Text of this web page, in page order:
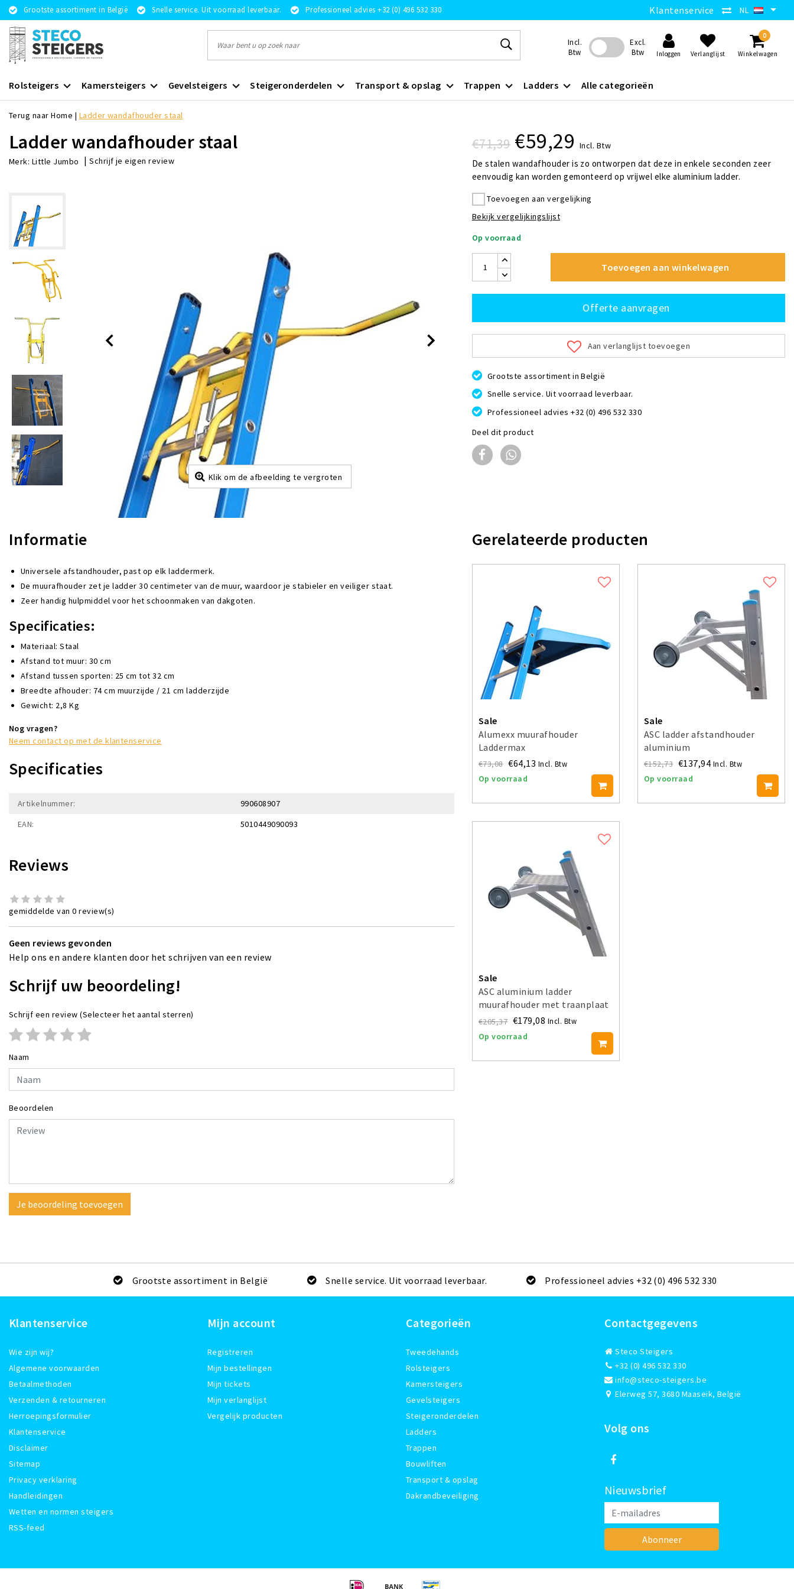
Grootste assortiment in België Snelle service. Uit voorraad leverbaar. Professioneel advies +32 (0) 496 532 330 Klantenservice NL
Incl.
Btw
Excl.
Btw
Inloggen Verlanglijst
0
Winkelwagen
Rolsteigers Kamersteigers Gevelsteigers Steigeronderdelen Transport & opslag Trappen Ladders Alle categorieën
Terug naar Home | Ladder wandafhouder staal
Ladder wandafhouder staal
Merk: Little Jumbo |Schrijf je eigen review
Klik om de afbeelding te vergroten
€71,39 €59,29 Incl. Btw
De stalen wandafhouder is zo ontworpen dat deze in enkele seconden zeer
eenvoudig kan worden gemonteerd op vrijwel elke aluminium ladder.
Toevoegen aan vergelijking
Bekijk vergelijkingslijst
Op voorraad
Toevoegen aan winkelwagen
Offerte aanvragen
Aan verlanglijst toevoegen
Grootste assortiment in België
Snelle service. Uit voorraad leverbaar.
Professioneel advies +32 (0) 496 532 330
Deel dit product
Informatie
Universele afstandhouder, past op elk laddermerk.
De muurafhouder zet je ladder 30 centimeter van de muur, waardoor je stabieler en veiliger staat.
Zeer handig hulpmiddel voor het schoonmaken van dakgoten.
Specificaties:
Materiaal: Staal
Afstand tot muur: 30 cm
Afstand tussen sporten: 25 cm tot 32 cm
Breedte afhouder: 74 cm muurzijde / 21 cm ladderzijde
Gewicht: 2,8 Kg
Nog vragen?
Neem contact op met de klantenservice
Specificaties
Artikelnummer:
990608907
EAN:
5010449090093
Reviews
gemiddelde van 0 review(s)
Geen reviews gevonden
Help ons en andere klanten door het schrijven van een review
Schrijf uw beoordeling!
Schrijf een review (Selecteer het aantal sterren)
Naam
Beoordelen
Je beoordeling toevoegen
Gerelateerde producten
Sale
Alumexx muurafhouder
Laddermax
€73,08 €64,13 Incl. Btw
Op voorraad
Sale
ASC ladder afstandhouder
aluminium
€152,73 €137,94 Incl. Btw
Op voorraad
Sale
ASC aluminium ladder
muurafhouder met traanplaat
€205,37 €179,08 Incl. Btw
Op voorraad
Grootste assortiment in België Snelle service. Uit voorraad leverbaar. Professioneel advies +32 (0) 496 532 330
Klantenservice
Wie zijn wij?
Algemene voorwaarden
Betaalmethoden
Verzenden & retourneren
Herroepingsformulier
Klantenservice
Disclaimer
Sitemap
Privacy verklaring
Handleidingen
Wetten en normen steigers
RSS-feed
Mijn account
Registreren
Mijn bestellingen
Mijn tickets
Mijn verlanglijst
Vergelijk producten
Categorieën
Tweedehands
Rolsteigers
Kamersteigers
Gevelsteigers
Steigeronderdelen
Ladders
Trappen
Bouwliften
Transport & opslag
Dakrandbeveiliging
Contactgegevens
Steco Steigers
+32 (0) 496 532 330
info@steco-steigers.be
Elerweg 57, 3680 Maaseik, België
Volg ons
Nieuwsbrief
Abonneer